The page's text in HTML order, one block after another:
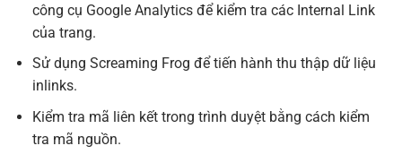
công cụ Google Analytics để kiểm tra các Internal Link
của trang.
Sử dụng Screaming Frog để tiến hành thu thập dữ liệu
inlinks.
Kiểm tra mã liên kết trong trình duyệt bằng cách kiểm
tra mã nguồn.